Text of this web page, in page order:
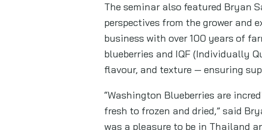
The seminar also featured Bryan
perspectives from the grower and
business with over 100 years of
blueberries and IQF (Individually
flavour, and texture — ensuring
“Washington Blueberries are
fresh to frozen and dried,” said
was a pleasure to be in Thailand